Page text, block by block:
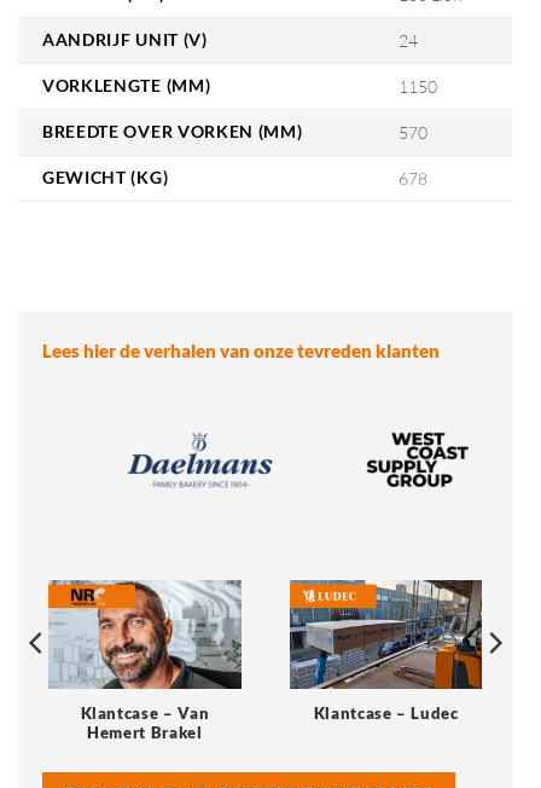
AANDRIJF UNIT (V) 24
VORKLENGTE (MM) 1150
BREEDTE OVER VORKEN (MM) 570
GEWICHT (KG) 678
Lees hier de verhalen van onze tevreden klanten
Klantcase – Van
Hemert Brakel
Klantcase – Ludec